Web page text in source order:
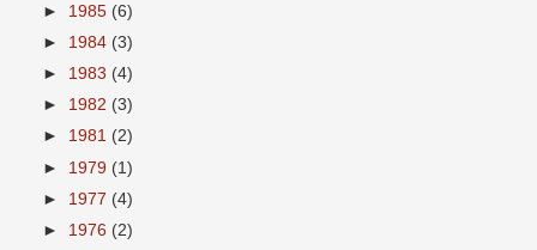
► 1985 (6)
► 1984 (3)
► 1983 (4)
► 1982 (3)
► 1981 (2)
► 1979 (1)
► 1977 (4)
► 1976 (2)